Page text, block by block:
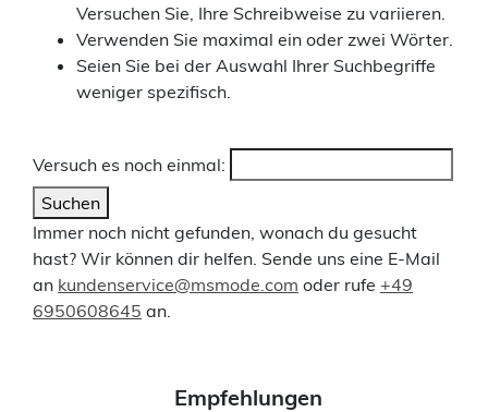
Versuchen Sie, Ihre Schreibweise zu variieren.
Verwenden Sie maximal ein oder zwei Wörter.
Seien Sie bei der Auswahl Ihrer Suchbegriffe
weniger spezifisch.
Versuch es noch einmal:
Suchen
Immer noch nicht gefunden, wonach du gesucht
hast? Wir können dir helfen. Sende uns eine E-Mail
an kundenservice@msmode.com oder rufe +49
6950608645 an.
Empfehlungen